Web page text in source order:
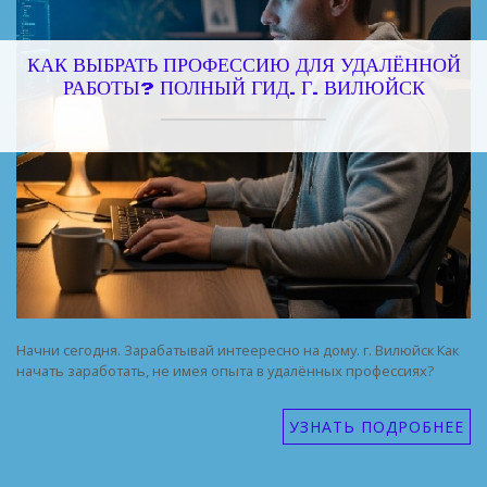
КАК ВЫБРАТЬ ПРОФЕССИЮ ДЛЯ УДАЛЁННОЙ
РАБОТЫ? ПОЛНЫЙ ГИД. Г. ВИЛЮЙСК
Начни сегодня. Зарабатывай интеересно на дому. г. Вилюйск Как
начать заработать, не имея опыта в удалённых профессиях?
УЗНАТЬ ПОДРОБНЕЕ